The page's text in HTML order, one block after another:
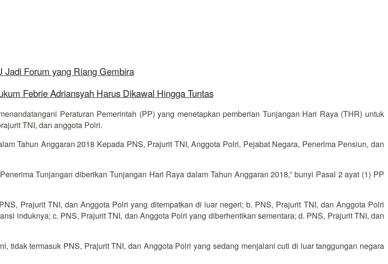
Forum yang Riang Gembira
Febrie Adriansyah Harus Dikawal Hingga Tuntas
Peraturan Pemerintah (PP) yang menetapkan pemberian Tunjangan Hari Raya (THR) untuk
TNI, dan anggota Polri.
Tahun Anggaran 2018 Kepada PNS, Prajurit TNI, Anggota Polri, Pejabat Negara, Penerima Pensiun, dan
Tunjangan diberikan Tunjangan Hari Raya dalam Tahun Anggaran 2018,” bunyi Pasal 2 ayat (1) PP
Prajurit TNI, dan Anggota Polri yang ditempatkan di luar negeri; b. PNS, Prajurit TNI, dan Anggota Polri
induknya; c. PNS, Prajurit TNI, dan Anggota Polri yang diberhentikan sementara; d. PNS, Prajurit TNI, dan
tidak termasuk PNS, Prajurit TNI, dan Anggota Polri yang sedang menjalani cuti di luar tanggungan negara